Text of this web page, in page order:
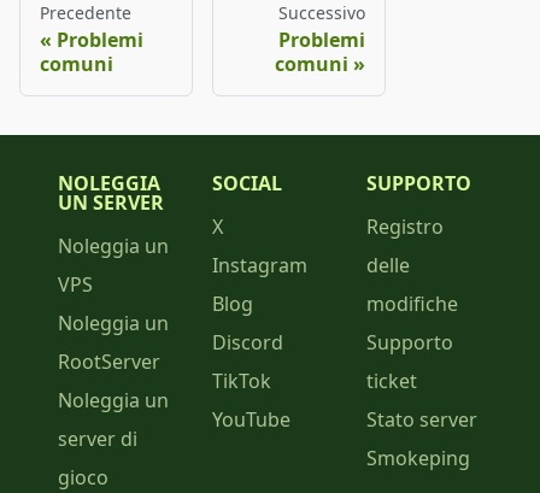
Precedente
Problemi
comuni
Successivo
Problemi
comuni
NOLEGGIA
UN SERVER
Noleggia un
VPS
Noleggia un
RootServer
Noleggia un
server di
gioco
SOCIAL
X
Instagram
Blog
Discord
TikTok
YouTube
SUPPORTO
Registro
delle
modifiche
Supporto
ticket
Stato server
Smokeping